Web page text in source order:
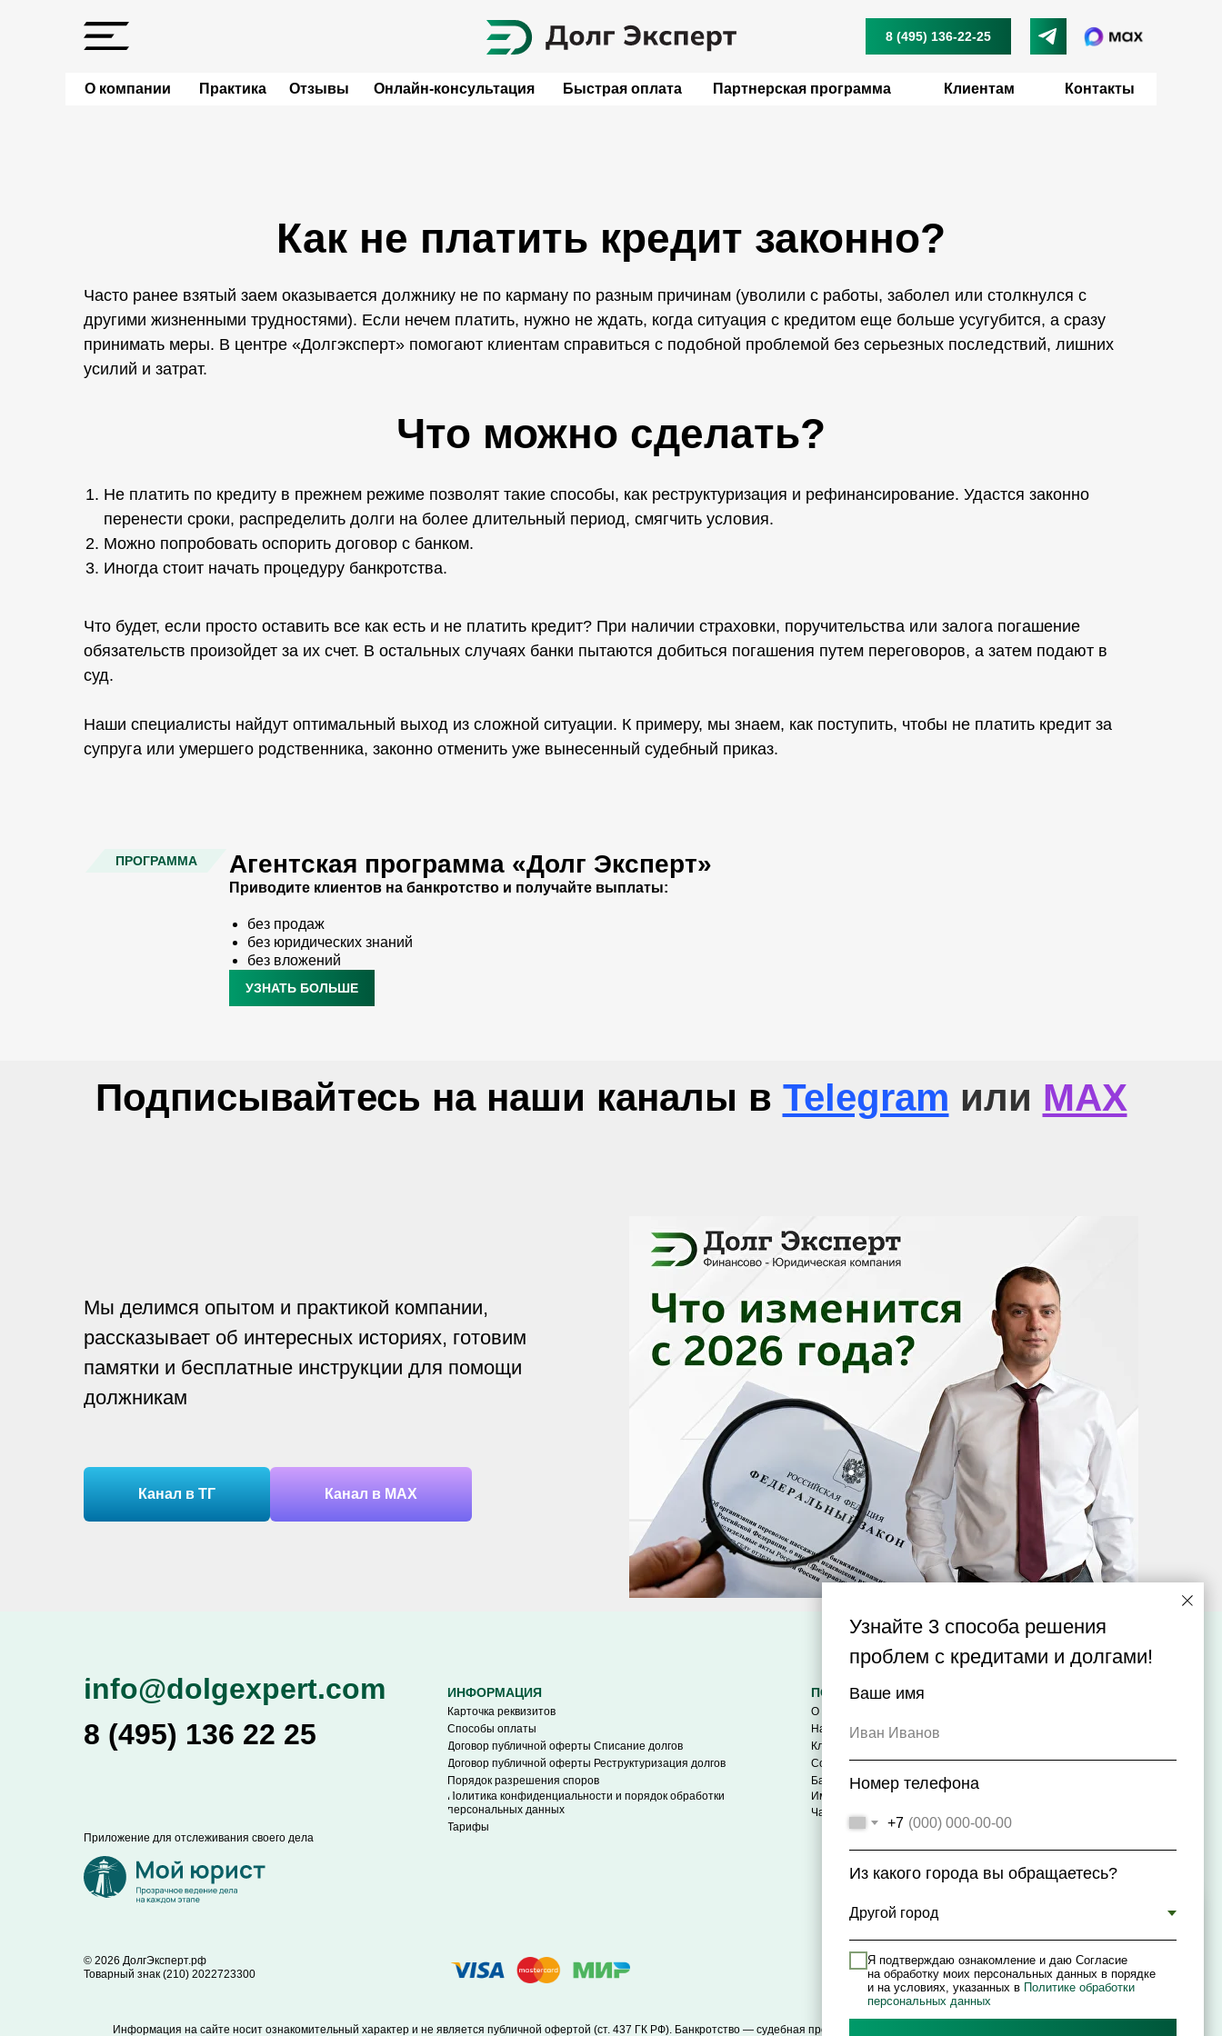
8 (495) 136-22-25
8 (495) 136-22-25
Онлайн-консультация
О компании Практика Отзывы Партнерская программа Клиентам
Быстрая оплата Контакты
Узнайте 3 способа решения
проблем с кредитами и долгами!
Ваше имя
Иван Иванов
Номер телефона
+7
Из какого города вы обращаетесь?
Я подтверждаю ознакомление и даю Согласие
на обработку моих персональных данных в порядке
и на условиях, указанных в Политике обработки
персональных данных
Как не платить кредит законно?
Часто ранее взятый заем оказывается должнику не по карману по разным причинам (уволили с работы, заболел или столкнулся с
другими жизненными трудностями). Если нечем платить, нужно не ждать, когда ситуация с кредитом еще больше усугубится, а сразу
принимать меры. В центре «Долгэксперт» помогают клиентам справиться с подобной проблемой без серьезных последствий, лишних
усилий и затрат.
Что можно сделать?
Не платить по кредиту в прежнем режиме позволят такие способы, как реструктуризация и рефинансирование. Удастся законно
перенести сроки, распределить долги на более длительный период, смягчить условия.
Можно попробовать оспорить договор с банком.
Иногда стоит начать процедуру банкротства.
Что будет, если просто оставить все как есть и не платить кредит? При наличии страховки, поручительства или залога погашение
обязательств произойдет за их счет. В остальных случаях банки пытаются добиться погашения путем переговоров, а затем подают в
суд.
Наши специалисты найдут оптимальный выход из сложной ситуации. К примеру, мы знаем, как поступить, чтобы не платить кредит за
супруга или умершего родственника, законно отменить уже вынесенный судебный приказ.
ПРОГРАММА Агентская программа «Долг Эксперт»
Приводите клиентов на банкротство и получайте выплаты:
без продаж
без юридических знаний
без вложений
УЗНАТЬ БОЛЬШЕ
Подписывайтесь на наши каналы в Telegram или МАХ
Мы делимся опытом и практикой компании,
рассказывает об интересных историях, готовим
памятки и бесплатные инструкции для помощи
должникам
Канал в ТГ Канал в МАХ
info@dolgexpert.com
8 (495) 136 22 25
Информация на сайте носит ознакомительный характер и не является публичной офертой (ст. 437 ГК РФ). Банкротство — судебная процедура: решение о признании гражданина банкротом
ИНФОРМАЦИЯ
Карточка реквизитов
Способы оплаты
Договор публичной оферты Списание долгов
Договор публичной оферты Реструктуризация долгов
Порядок разрешения споров
Политика конфиденциальности и порядок обработки
персональных данных
Тарифы
ПОЛЕЗНОЕ
О компании
Наша практика
Клиентам
Сотрудникам
База знаний и 3 варианта решения
Имущество при банкротстве
Частые вопросы
© 2026 ДолгЭксперт.рф
Товарный знак (210) 2022723300
Приложение для отслеживания своего дела
Мы используем cookies, чтобы вам было
удобнее пользоваться сайтом. К cайту
подключён сервис веб-аналитики
Яндекс.Метрика, использующий cookie-
файлы. Оставаясь на сайте, вы даёте своё
согласие об использовании файлов cookie.
Соглашение об использовании файлов cookie.